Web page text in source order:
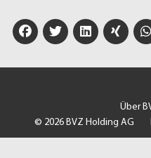
Über
© 2026 BVZ Holding AG